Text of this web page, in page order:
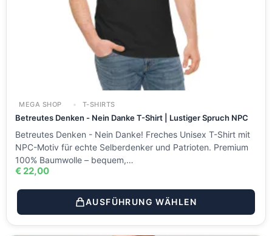
MEGA SHOP T-SHIRTS
Betreutes Denken - Nein Danke T-Shirt | Lustiger Spruch NPC
Betreutes Denken - Nein Danke! Freches Unisex T-Shirt mit
NPC-Motiv für echte Selberdenker und Patrioten. Premium
100% Baumwolle – bequem,…
€ 22,00
AUSFÜHRUNG WÄHLEN